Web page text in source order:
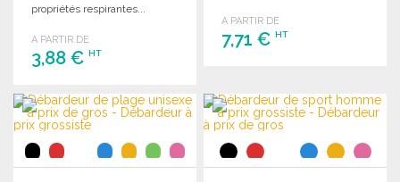
propriétés respirantes...
A PARTIR DE
3,88 € HT
COMMANDER
Demander un devis
A PARTIR DE
7,71 €HT
Demander un devis